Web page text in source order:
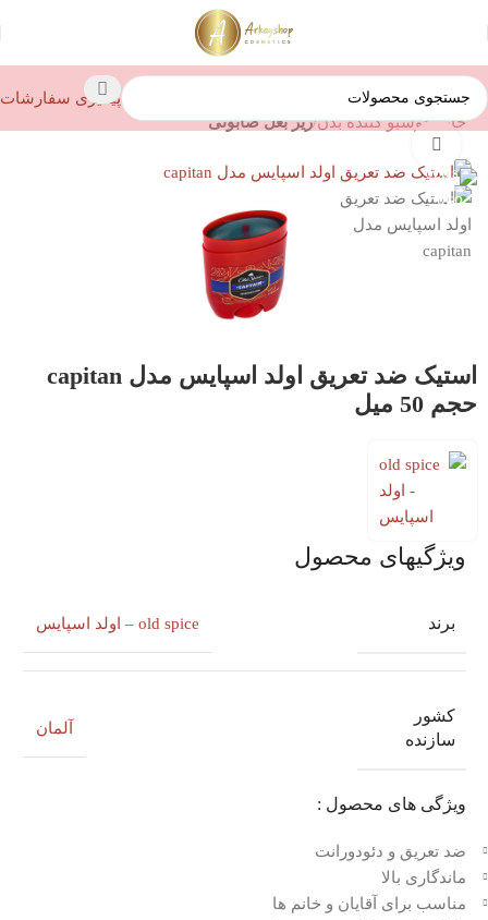
پیگیری سفارشات
خانه خوشبو کننده بدن زیر بغل صابونی
استیک ضد تعریق اولد اسپایس مدل capitan
حجم 50 میل
ویژگیهای محصول
برند old spice – اولد اسپایس
کشور
سازنده
آلمان
ویژگی های محصول :
ضد تعریق و دئودورانت
ماندگاری بالا
مناسب برای آقایان و خانم ها